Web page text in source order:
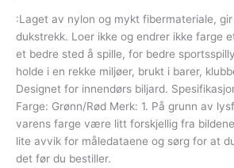
:Laget av nylon og mykt fibermateriale,
dukstrekk. Loer ikke og endrer ikke farge
et bedre sted å spille, for bedre
holde i en rekke miljøer, brukt i barer,
Designet for innendørs biljard.
Farge: Grønn/Rød Merk: 1. På grunn av
varens farge være litt forskjellig fra
lite avvik for måledataene og sørg for at
det før du bestiller.